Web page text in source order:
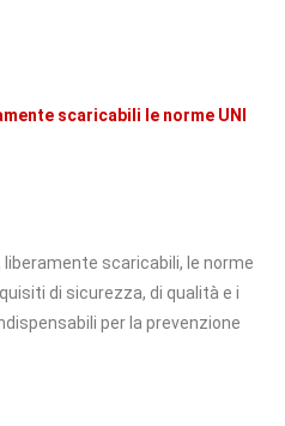
scaricabili le norme UNI
liberamente scaricabili, le norme
di sicurezza, di qualità e i
per la prevenzione